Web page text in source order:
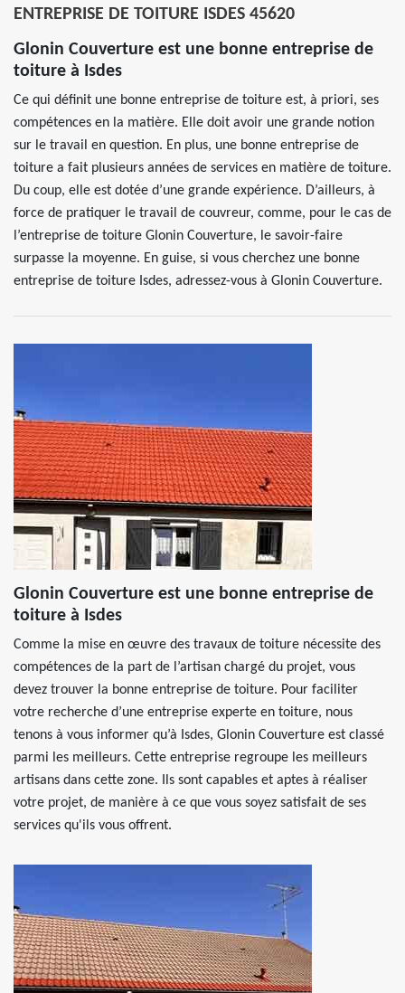
ENTREPRISE DE TOITURE ISDES 45620
Glonin Couverture est une bonne entreprise de
toiture à Isdes
Ce qui définit une bonne entreprise de toiture est, à priori, ses
compétences en la matière. Elle doit avoir une grande notion
sur le travail en question. En plus, une bonne entreprise de
toiture a fait plusieurs années de services en matière de toiture.
Du coup, elle est dotée d’une grande expérience. D’ailleurs, à
force de pratiquer le travail de couvreur, comme, pour le cas de
l’entreprise de toiture Glonin Couverture, le savoir-faire
surpasse la moyenne. En guise, si vous cherchez une bonne
entreprise de toiture Isdes, adressez-vous à Glonin Couverture.
Glonin Couverture est une bonne entreprise de
toiture à Isdes
Comme la mise en œuvre des travaux de toiture nécessite des
compétences de la part de l’artisan chargé du projet, vous
devez trouver la bonne entreprise de toiture. Pour faciliter
votre recherche d’une entreprise experte en toiture, nous
tenons à vous informer qu’à Isdes, Glonin Couverture est classé
parmi les meilleurs. Cette entreprise regroupe les meilleurs
artisans dans cette zone. Ils sont capables et aptes à réaliser
votre projet, de manière à ce que vous soyez satisfait de ses
services qu'ils vous offrent.